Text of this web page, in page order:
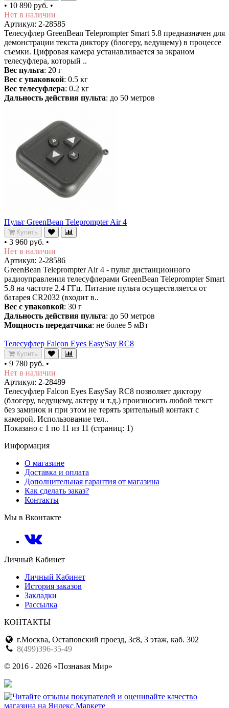
• 10 890 руб. •
Нет в наличии
Артикул: 2-28585
Телесуфлер GreenBean Teleprompter Smart 5.8 предназначен для
демонстрации текста диктору (блогеру, ведущему) в процессе
съемки. Цифровая камера устанавливается за экраном
телесуфлера, который ..
Вес пульта: 20 г
Вес с упаковкой: 0.5 кг
Вес телесуфлера: 0.2 кг
Дальность действия пульта: до 50 метров
Пульт GreenBean Teleprompter Air 4
Купить
• 3 960 руб. •
Нет в наличии
Артикул: 2-28586
GreenBean Teleprompter Air 4 - пульт дистанционного
радиоуправления телесуфлерами GreenBean Teleprompter Smart
5.8 на частоте 2.4 ГГц. Питание пульта осуществляется от
батарея CR2032 (входит в..
Вес с упаковкой: 30 г
Дальность действия пульта: до 50 метров
Мощность передатчика: не более 5 мВт
Телесуфлер Falcon Eyes EasySay RC8
Купить
• 9 780 руб. •
Нет в наличии
Артикул: 2-28489
Телесуфлер Falcon Eyes EasySay RC8 позволяет диктору
(блогеру, ведущему, актеру и т.д.) произносить любой текст
без заминок и при этом не терять зрительный контакт с
камерой. Использование тел..
Показано с 1 по 11 из 11 (страниц: 1)
Информация
О магазине
Доставка и оплата
Дополнительная гарантия от магазина
Как сделать заказ?
Контакты
Мы в Вконтакте
Личный Кабинет
Личный Кабинет
История заказов
Закладки
Рассылка
КОНТАКТЫ
г.Москва, Остаповский проезд, 3с8, 3 этаж, каб. 302
8(499)396-35-49
© 2016 - 2026 «Познавая Мир»